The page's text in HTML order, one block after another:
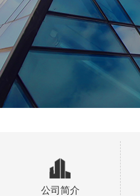
公司简介